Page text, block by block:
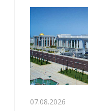
07.08.2026